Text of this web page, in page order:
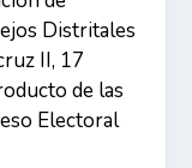
Distritales
II, 17
de las
Electoral